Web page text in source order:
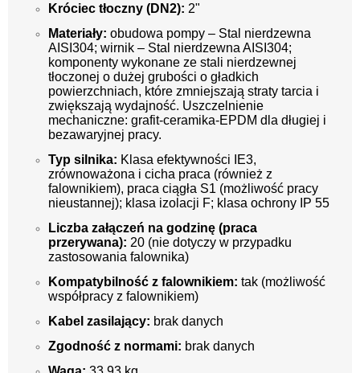
Króciec tłoczny (DN2): 2"
Materiały: obudowa pompy – Stal nierdzewna
AISI304; wirnik – Stal nierdzewna AISI304;
komponenty wykonane ze stali nierdzewnej
tłoczonej o dużej grubości o gładkich
powierzchniach, które zmniejszają straty tarcia i
zwiększają wydajność. Uszczelnienie
mechaniczne: grafit-ceramika-EPDM dla długiej i
bezawaryjnej pracy.
Typ silnika: Klasa efektywności IE3,
zrównoważona i cicha praca (również z
falownikiem), praca ciągła S1 (możliwość pracy
nieustannej); klasa izolacji F; klasa ochrony IP 55
Liczba załączeń na godzinę (praca
przerywana): 20 (nie dotyczy w przypadku
zastosowania falownika)
Kompatybilność z falownikiem: tak (możliwość
współpracy z falownikiem)
Kabel zasilający: brak danych
Zgodność z normami: brak danych